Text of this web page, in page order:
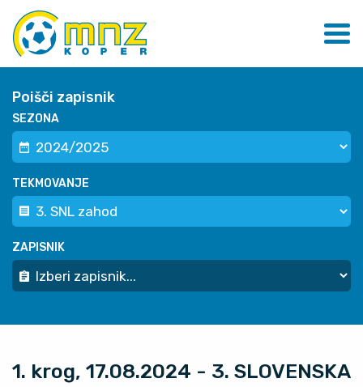
Poišči zapisnik
SEZONA
TEKMOVANJE
ZAPISNIK
1. krog, 17.08.2024 - 3. SLOVENSKA